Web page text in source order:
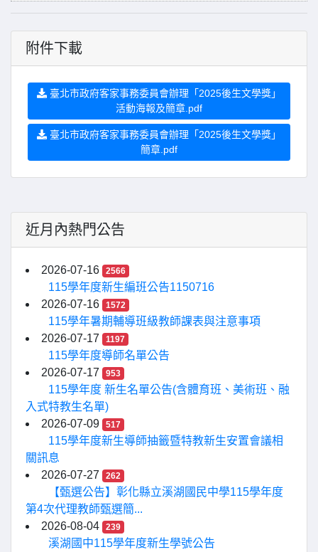
附件下載
臺北市政府客家事務委員會辦理「2025後生文學獎」
活動海報及簡章.pdf
臺北市政府客家事務委員會辦理「2025後生文學獎」
簡章.pdf
近月內熱門公告
2026-07-16 2566
115學年度新生編班公告1150716
2026-07-16
1572
115學年暑期輔導班級教師課表與注意事項
2026-07-17
1197
115學年度導師名單公告
2026-07-17
953
115學年度 新生名單公告(含體育班、美術班、融
入式特教生名單)
2026-07-09
517
115學年度新生導師抽籤暨特教新生安置會議相
關訊息
2026-07-27
262
【甄選公告】彰化縣立溪湖國民中學115學年度
第4次代理教師甄選簡...
2026-08-04
239
溪湖國中115學年度新生學號公告